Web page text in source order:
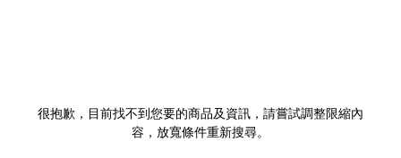
很抱歉，目前找不到您要的商品及資訊，請嘗試調整限縮內
容，放寬條件重新搜尋。